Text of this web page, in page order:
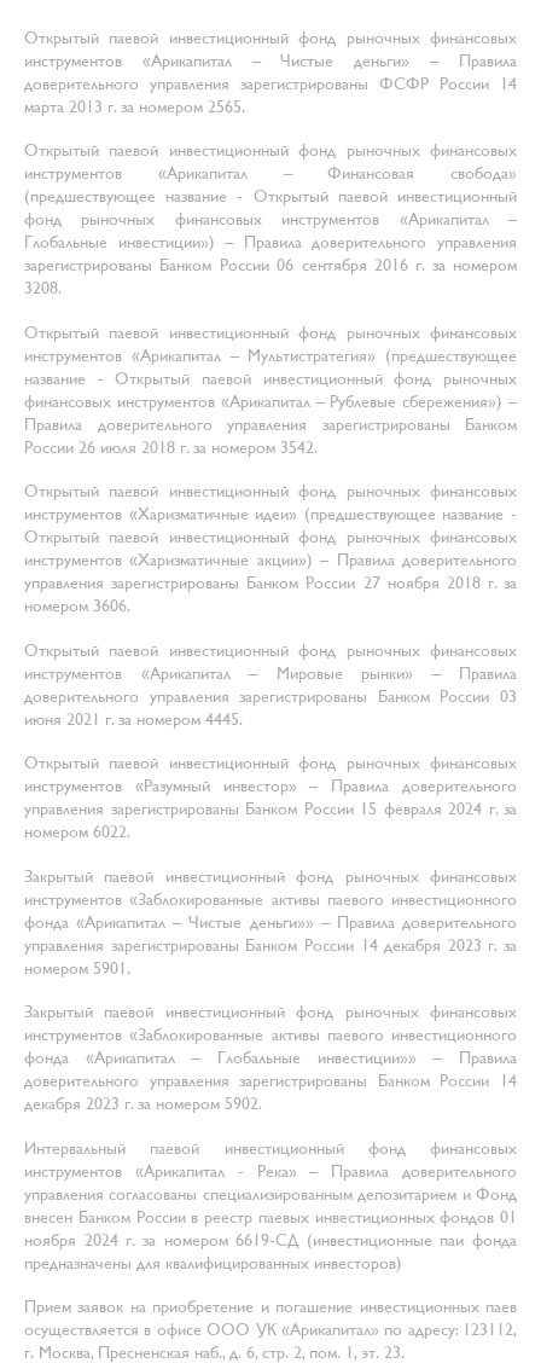
Открытый паевой инвестиционный фонд рыночных финансовых
инструментов «Арикапитал – Чистые деньги» – Правила
доверительного управления зарегистрированы ФСФР России 14
марта 2013 г. за номером 2565.
Открытый паевой инвестиционный фонд рыночных финансовых
инструментов «Арикапитал – Финансовая свобода»
(предшествующее название - Открытый паевой инвестиционный
фонд рыночных финансовых инструментов «Арикапитал –
Глобальные инвестиции») – Правила доверительного управления
зарегистрированы Банком России 06 сентября 2016 г. за номером
3208.
Открытый паевой инвестиционный фонд рыночных финансовых
инструментов «Арикапитал – Мультистратегия» (предшествующее
название - Открытый паевой инвестиционный фонд рыночных
финансовых инструментов «Арикапитал – Рублевые сбережения») –
Правила доверительного управления зарегистрированы Банком
России 26 июля 2018 г. за номером 3542.
Открытый паевой инвестиционный фонд рыночных финансовых
инструментов «Харизматичные идеи» (предшествующее название -
Открытый паевой инвестиционный фонд рыночных финансовых
инструментов «Харизматичные акции») – Правила доверительного
управления зарегистрированы Банком России 27 ноября 2018 г. за
номером 3606.
Открытый паевой инвестиционный фонд рыночных финансовых
инструментов «Арикапитал – Мировые рынки» – Правила
доверительного управления зарегистрированы Банком России 03
июня 2021 г. за номером 4445.
Открытый паевой инвестиционный фонд рыночных финансовых
инструментов «Разумный инвестор» – Правила доверительного
управления зарегистрированы Банком России 15 февраля 2024 г. за
номером 6022.
Закрытый паевой инвестиционный фонд рыночных финансовых
инструментов «Заблокированные активы паевого инвестиционного
фонда «Арикапитал – Чистые деньги»» – Правила доверительного
управления зарегистрированы Банком России 14 декабря 2023 г. за
номером 5901.
Закрытый паевой инвестиционный фонд рыночных финансовых
инструментов «Заблокированные активы паевого инвестиционного
фонда «Арикапитал – Глобальные инвестиции»» – Правила
доверительного управления зарегистрированы Банком России 14
декабря 2023 г. за номером 5902.
Интервальный паевой инвестиционный фонд финансовых
инструментов «Арикапитал - Река» – Правила доверительного
управления согласованы специализированным депозитарием и Фонд
внесен Банком России в реестр паевых инвестиционных фондов 01
ноября 2024 г. за номером 6619-СД (инвестиционные паи фонда
предназначены для квалифицированных инвесторов)
Прием заявок на приобретение и погашение инвестиционных паев
осуществляется в офисе ООО УК «Арикапитал» по адресу: 123112,
г. Москва, Пресненская наб., д. 6, стр. 2, пом. 1, эт. 23.